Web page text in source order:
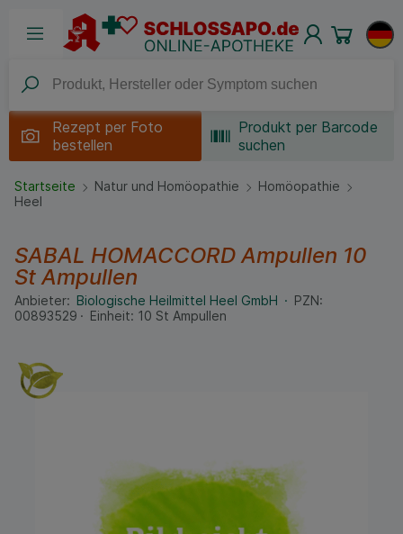
Rezept per Foto
bestellen
Produkt per Barcode
suchen
Startseite Natur und Homöopathie
Homöopathie
Heel
SABAL HOMACCORD Ampullen 10
StAmpullen
Anbieter: Biologische Heilmittel Heel GmbH
PZN:
00893529
Einheit: 10 St Ampullen